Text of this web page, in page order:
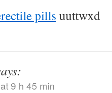
pills uuttwxd
9 h 45 min